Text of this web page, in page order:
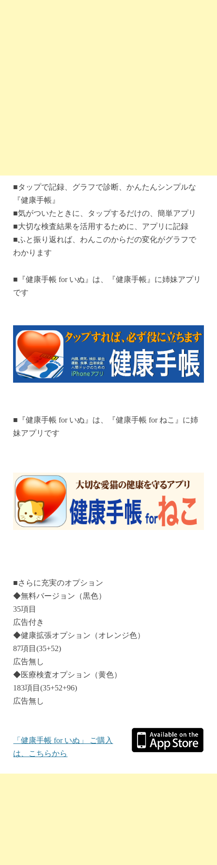
■タップで記録、グラフで診断、かんたんシンプルな
『健康手帳』
■気がついたときに、タップするだけの、簡単アプリ
■大切な検査結果を活用するために、アプリに記録
■ふと振り返れば、わんこのからだの変化がグラフで
わかります
■『健康手帳 for いぬ』は、『健康手帳』に姉妹アプリ
です
■『健康手帳 for いぬ』は、『健康手帳 for ねこ』に姉
妹アプリです
■さらに充実のオプション
◆無料バージョン（黒色）
35項目
広告付き
◆健康拡張オプション（オレンジ色）
87項目(35+52)
広告無し
◆医療検査オプション（黄色）
183項目(35+52+96)
広告無し
「健康手帳 for いぬ」 ご購入
は、こちらから